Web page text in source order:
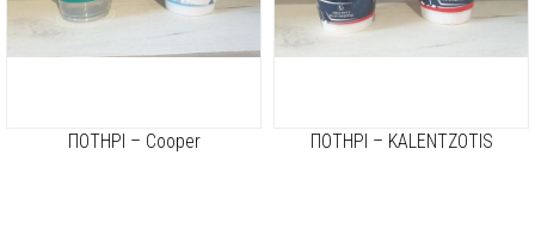
ΠΟΤΗΡΙ – Cooper ΠΟΤΗΡΙ – KALENTZOTIS